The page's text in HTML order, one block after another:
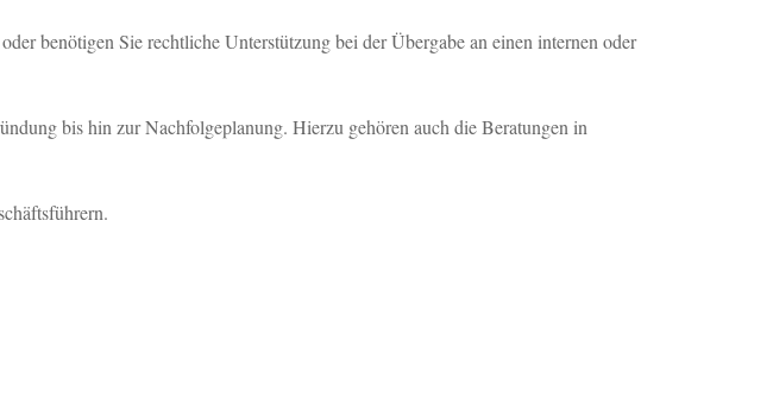
benötigen Sie rechtliche Unterstützung bei der Übergabe an einen internen oder
bis hin zur Nachfolgeplanung. Hierzu gehören auch die Beratungen in